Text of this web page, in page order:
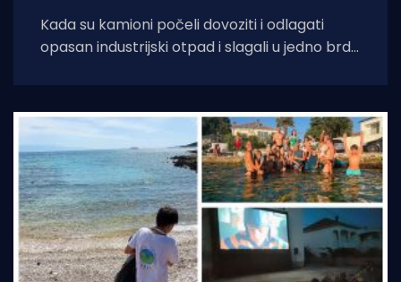
Kada su kamioni počeli dovoziti i odlagati
opasan industrijski otpad i slagali u jedno brdo